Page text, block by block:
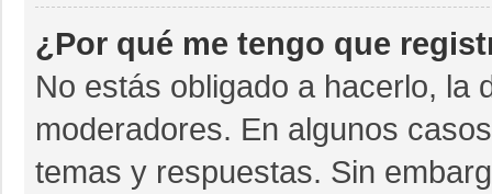
¿Por qué me tengo que
No estás obligado a hacerlo, la
moderadores. En algunos
temas y respuestas. Sin